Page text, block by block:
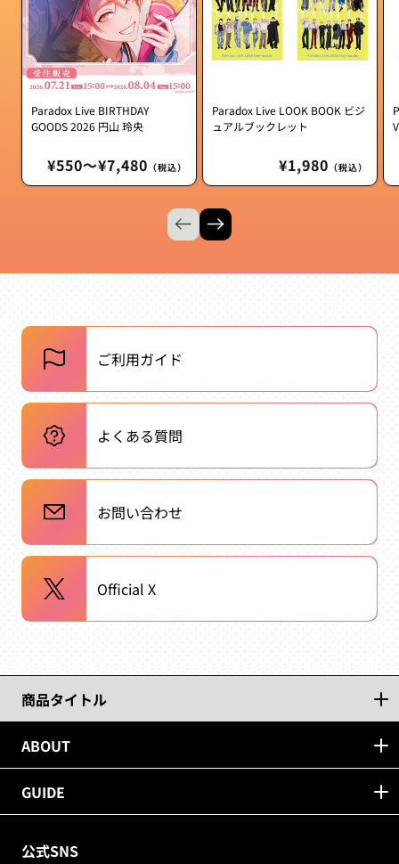
Paradox Live BIRTHDAY
GOODS 2026 円山 玲央
通
常
¥550〜¥7,480 （税込）
Paradox Live LOOK BOOK ビジ
ュアルブックレット
通
常
¥1,980 （税込）
ご利用ガイド
よくある質問
お問い合わせ
Official X
商品タイトル
ABOUT
GUIDE
公式SNS